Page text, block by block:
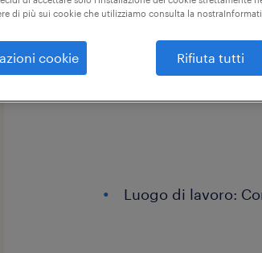
Randstad Italia s.p.a.,
importante azienda
come ADDETTO CNC
Luogo di lavoro:
di più sui cookie che utilizziamo consulta la
cookie Rifiuta tutti